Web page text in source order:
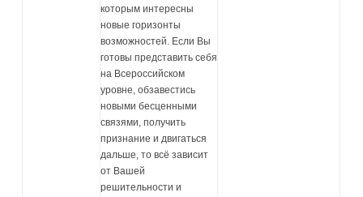
которым интересны
новые горизонты
возможностей. Если Вы
готовы представить себя
на Всероссийском
уровне, обзавестись
новыми бесценными
связями, получить
признание и двигаться
дальше, то всё зависит
от Вашей
решительности и